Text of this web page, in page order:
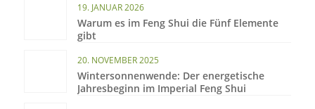
19. JANUAR 2026
Warum es im Feng Shui die Fünf Elemente
gibt
20. NOVEMBER 2025
Wintersonnenwende: Der energetische
Jahresbeginn im Imperial Feng Shui